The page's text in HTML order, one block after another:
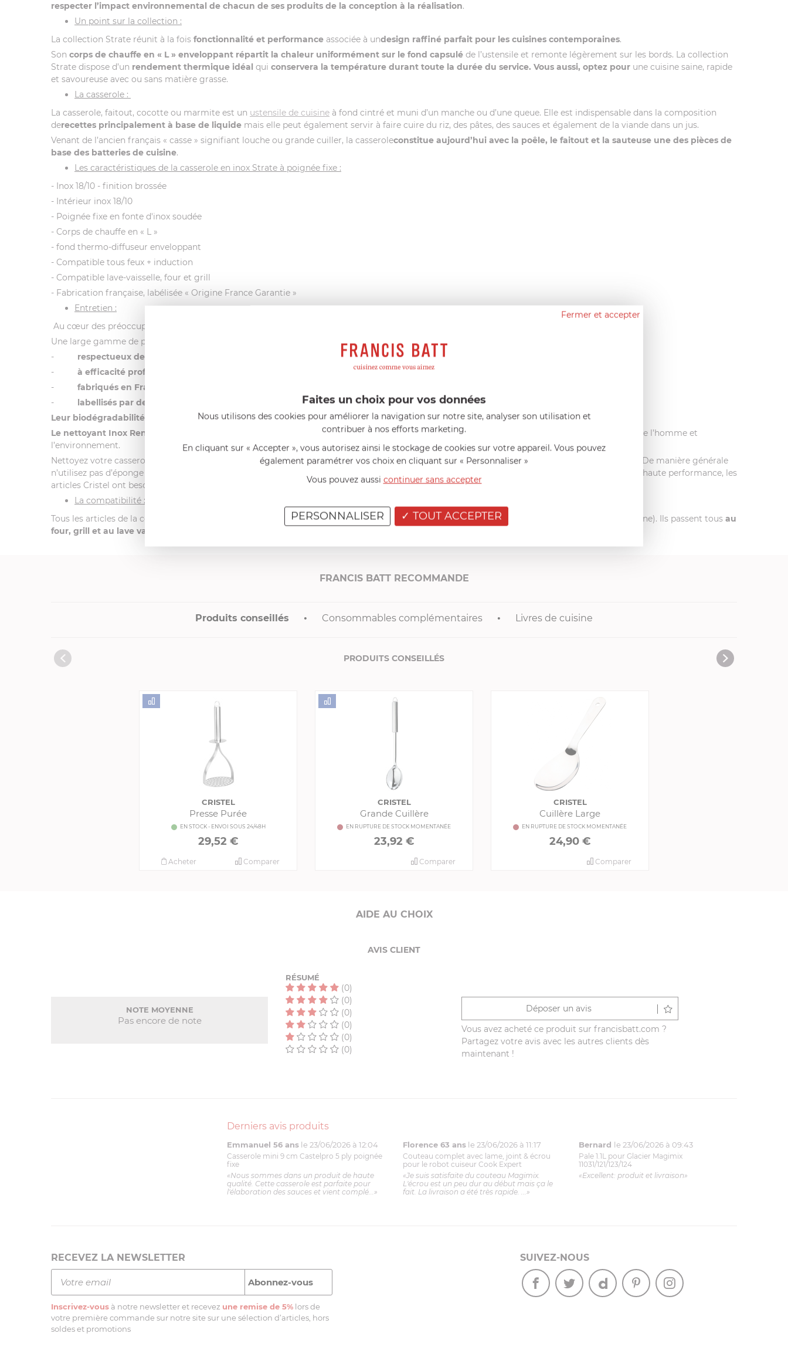
respecter l’impact environnemental de chacun de ses produits de la conception à la réalisation.
Un point sur la collection :
La collection Strate réunit à la fois fonctionnalité et performance associée à undesign raffiné parfait pour les cuisines contemporaines.
Son corps de chauffe en « L » enveloppant répartit la chaleur uniformément sur le fond capsulé de l’ustensile et remonte légèrement sur les bords. La collection
Strate dispose d’un rendement thermique idéal qui conservera la température durant toute la durée du service. Vous aussi, optez pour une cuisine saine, rapide
et savoureuse avec ou sans matière grasse.
La casserole :
La casserole, faitout, cocotte ou marmite est un ustensile de cuisine à fond cintré et muni d’un manche ou d’une queue. Elle est indispensable dans la composition
derecettes principalement à base de liquide mais elle peut également servir à faire cuire du riz, des pâtes, des sauces et également de la viande dans un jus.
Venant de l’ancien français « casse » signifiant louche ou grande cuiller, la casseroleconstitue aujourd’hui avec la poêle, le faitout et la sauteuse une des pièces de
base des batteries de cuisine.
Les caractéristiques de la casserole en inox Strate à poignée fixe :
- Inox 18/10 - finition brossée
- Intérieur inox 18/10
- Poignée fixe en fonte d'inox soudée
- Corps de chauffe en « L »
- fond thermo-diffuseur enveloppant
- Compatible tous feux + induction
- Compatible lave-vaisselle, four et grill
- Fabrication française, labélisée « Origine France Garantie »
Entretien :
Au cœur des préoccupations de l’entreprise,
Une large gamme de produits :
- respectueux de l’environnement
- à efficacité professionnelle
- fabriqués en France
- labellisés par des organismes indépendants (Ecocert ou Ecolabel)
Leur biodégradabilité est optimale grâce aux tensioactifs d’origine végétale et à un emballage entièrement recyclable.
Le nettoyant Inox Renox labellisé Ecocert et fabriqué en Franceconviendra parfaitement pour l’entretien de votre casserole dans le respect de l’homme et
l’environnement.
Nettoyez votre casserole tout inox avec le produit
Renox Inox spécifiquement conçu pour l’entretiende votre article inox sans anti-adhérent
. De manière générale
n’utilisez pas d’éponge trop abrasive lors du lavage de votre article culinaire.
. En effet, grâce à leur fond thermo diffuseur haute performance, les
articles Cristel ont besoin de peu d’énergie pour un rendement optimal.Ne jamais utiliser d’eau de Javel dans vos produits Cristel.
La compatibilité :
Tous les articles de la collection "Strate" de CRISTEL sont
compatibles tous feux + induction(gaz, plaque électronique, vitro radian, vitro halogène). Ils passent tous au
four, grill et au lave vaisselle
FRANCIS BATT RECOMMANDE
Produits conseillés Consommables complémentaires Livres de cuisine
PRODUITS CONSEILLÉS
CRISTEL
Presse Purée
EN STOCK - ENVOI SOUS 24/48H
29,52 €
Comparer
Acheter
CRISTEL
Grande Cuillère
EN RUPTURE DE STOCK MOMENTANÉE
23,92 €
Comparer
CRISTEL
Cuillère Large
EN RUPTURE DE STOCK MOMENTANÉE
24,90 €
Comparer
AIDE AU CHOIX
AVIS CLIENT
NOTE MOYENNE
Pas encore de note
RÉSUMÉ
(0)
(0)
(0)
(0)
(0)
(0)
Déposer un avis
Vous avez acheté ce produit sur francisbatt.com ?
Partagez votre avis avec les autres clients dès
maintenant !
Derniers avis produits
Emmanuel 56 ans le 23/06/2026 à 12:04
Casserole mini 9 cm Castelpro 5 ply poignée
fixe
«Nous sommes dans un produit de haute
qualité. Cette casserole est parfaite pour
l'élaboration des sauces et vient complé...»
Florence 63 ans le 23/06/2026 à 11:17
Couteau complet avec lame, joint & écrou
pour le robot cuiseur Cook Expert
«Je suis satisfaite du couteau Magimix.
L'écrou est un peu dur au début mais ça le
fait. La livraison a été très rapide. ...»
Bernard le 23/06/2026 à 09:43
Pale 1.1L pour Glacier Magimix
11031/121/123/124
«Excellent: produit et livraison»
RECEVEZ LA NEWSLETTER
Inscrivez-vous à notre newsletter et recevez une remise de 5% lors de
votre première commande sur notre site sur une sélection d’articles, hors
soldes et promotions
SUIVEZ-NOUS
Fermer et accepter
Faites un choix pour vos données
Nous utilisons des cookies pour améliorer la navigation sur notre site, analyser son utilisation et
contribuer à nos efforts marketing.
En cliquant sur « Accepter », vous autorisez ainsi le stockage de cookies sur votre appareil. Vous pouvez
également paramétrer vos choix en cliquant sur « Personnaliser »
Vous pouvez aussi continuer sans accepter
TOUT ACCEPTER
PERSONNALISER